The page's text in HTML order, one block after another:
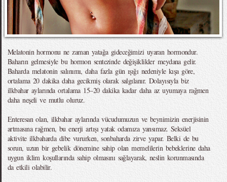
Melatonin hormonu ne zaman yatağa gideceğimizi uyaran hormondur.
Baharın gelmesiyle bu hormon sentezinde değişiklikler meydana gelir.
Baharda melatonin salınımı, daha fazla gün ışığı nedeniyle kışa göre,
ortalama 20 dakika daha gecikmiş olarak salgılanır. Dolayısıyla biz
ilkbahar aylarında ortalama 15–20 dakika kadar daha az uyumaya rağmen
daha neşeli ve mutlu oluruz.
Enteresan olan, ilkbahar aylarında vücudumuzun ve beynimizin enerjisinin
artmasına rağmen, bu enerji artışı yatak odamıza yansımaz. Seksüel
aktivite ilkbaharda dibe vururken, sonbaharda zirve yapar. Belki de bu
sorun, uzun bir gebelik dönemine sahip olan memelilerin bebeklerine daha
uygun iklim koşullarında sahip olmasını sağlayarak, neslin korunmasında
da etkili olabilir.